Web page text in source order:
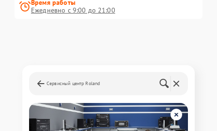
Время работы
Ежедневно с 9:00 до 21:00
Сервисный центр Roland